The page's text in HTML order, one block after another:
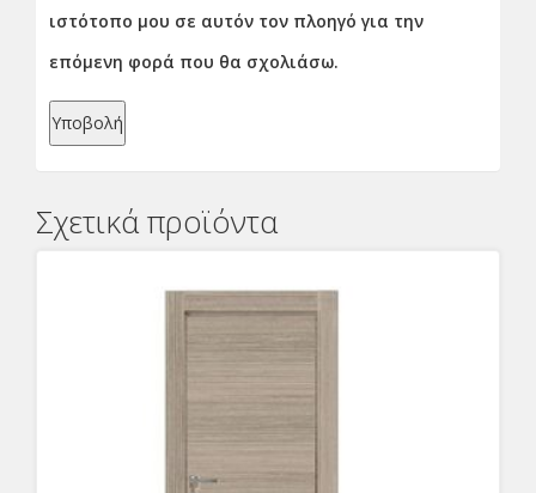
ιστότοπο μου σε αυτόν τον πλοηγό για την
επόμενη φορά που θα σχολιάσω.
Σχετικά προϊόντα